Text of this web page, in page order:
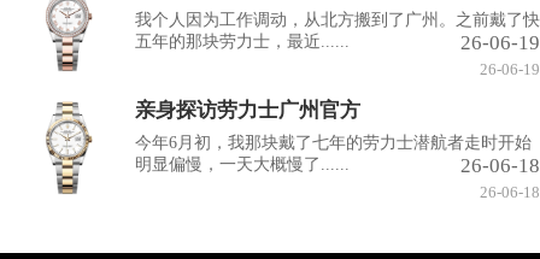
我个人因为工作调动，从北方搬到了广州。之前戴了快
五年的那块劳力士，最近......
26-06-19
26-06-19
亲身探访劳力士广州官方
今年6月初，我那块戴了七年的劳力士潜航者走时开始
明显偏慢，一天大概慢了......
26-06-18
26-06-18